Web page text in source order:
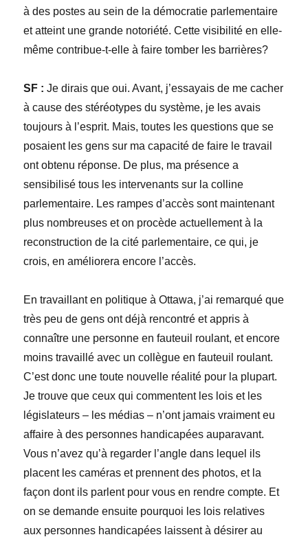
à des postes au sein de la démocratie parlementaire
et atteint une grande notoriété. Cette visibilité en elle-
même contribue-t-elle à faire tomber les barrières?
SF : Je dirais que oui. Avant, j’essayais de me cacher
à cause des stéréotypes du système, je les avais
toujours à l’esprit. Mais, toutes les questions que se
posaient les gens sur ma capacité de faire le travail
ont obtenu réponse. De plus, ma présence a
sensibilisé tous les intervenants sur la colline
parlementaire. Les rampes d’accès sont maintenant
plus nombreuses et on procède actuellement à la
reconstruction de la cité parlementaire, ce qui, je
crois, en améliorera encore l’accès.
En travaillant en politique à Ottawa, j’ai remarqué que
très peu de gens ont déjà rencontré et appris à
connaître une personne en fauteuil roulant, et encore
moins travaillé avec un collègue en fauteuil roulant.
C’est donc une toute nouvelle réalité pour la plupart.
Je trouve que ceux qui commentent les lois et les
législateurs – les médias – n’ont jamais vraiment eu
affaire à des personnes handicapées auparavant.
Vous n’avez qu’à regarder l’angle dans lequel ils
placent les caméras et prennent des photos, et la
façon dont ils parlent pour vous en rendre compte. Et
on se demande ensuite pourquoi les lois relatives
aux personnes handicapées laissent à désirer au